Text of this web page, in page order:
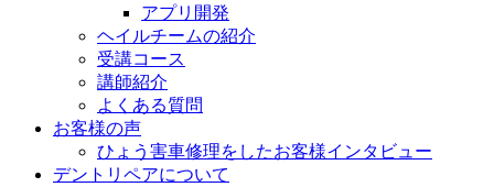
アプリ開発
ヘイルチームの紹介
受講コース
講師紹介
よくある質問
お客様の声
ひょう害車修理をしたお客様インタビュー
デントリペアについて